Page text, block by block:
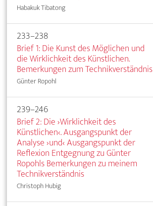
Habakuk Tibatong
233–238
Brief 1: Die Kunst des Möglichen und
die Wirklichkeit des Künstlichen.
Bemerkungen zum Technikverständnis
Günter Ropohl
239–246
Brief 2: Die ›Wirklichkeit des
Künstlichen‹. Ausgangspunkt der
Analyse ›und‹ Ausgangspunkt der
Reflexion Entgegnung zu Günter
Ropohls Bemerkungen zu meinem
Technikverständnis
Christoph Hubig